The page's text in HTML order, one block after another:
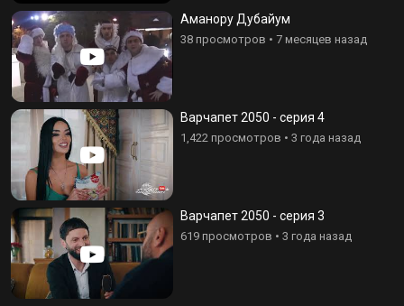
Аманору Дубайум
38 просмотров • 7 месяцев назад
Варчапет 2050 - серия 4
1,422 просмотров • 3 года назад
Варчапет 2050 - серия 3
619 просмотров • 3 года назад